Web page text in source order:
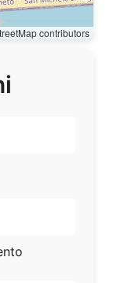
contributors